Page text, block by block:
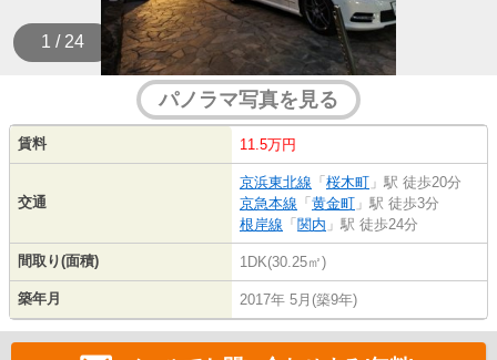
1 / 24
パノラマ写真を見る
賃料 11.5万円
交通
京浜東北線 「 桜木町 」駅 徒歩20分
京急本線 「 黄金町 」駅 徒歩3分
根岸線 「 関内 」駅 徒歩24分
間取り(面積) 1DK(30.25㎡)
築年月 2017年 5月(築9年)